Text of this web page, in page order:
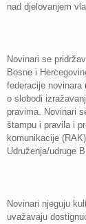
nad djelovanjem
Novinari se
Bosne i
federacije
o slobodi
pravima. Novinari
štampu i pravila i
komunikacije
Udruženja/udruge
Novinari njeguju
uvažavaju